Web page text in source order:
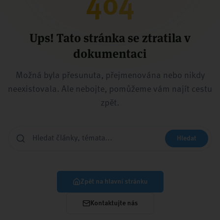
404
Ups! Tato stránka se ztratila v
dokumentaci
Možná byla přesunuta, přejmenována nebo nikdy
neexistovala. Ale nebojte, pomůžeme vám najít cestu
zpět.
Hledat
Zpět na hlavní stránku
Kontaktujte nás